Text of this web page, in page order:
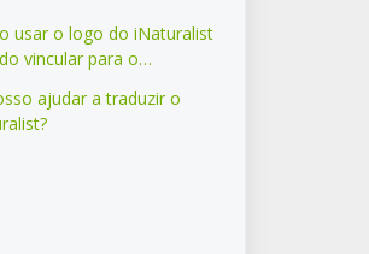
usar o logo do iNaturalist
vincular para o
ajudar a traduzir o